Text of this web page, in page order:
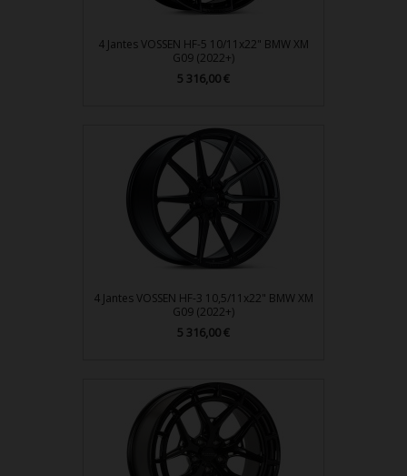
4 Jantes VOSSEN HF-5 10/11x22" BMW XM
G09 (2022+)
Prix
5 316,00 €
4 Jantes VOSSEN HF-3 10,5/11x22" BMW XM
G09 (2022+)
Prix
5 316,00 €